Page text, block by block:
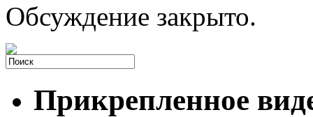
Обсуждение закрыто.
Прикрепленное